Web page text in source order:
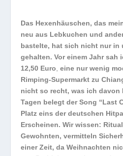
Das Hexenhäuschen, das
neu aus Lebkuchen und
bastelte, hat sich nicht nur in
gehalten. Vor einem Jahr sah
12,50 Euro eine nur wenig
Rimping-Supermarkt zu
nicht so recht, was ich davon
Tagen belegt der Song “Last
Platz eins der deutschen
Erscheinen. Wir wissen:
Gewohnten, vermitteln
einer Zeit, da Weihnachten